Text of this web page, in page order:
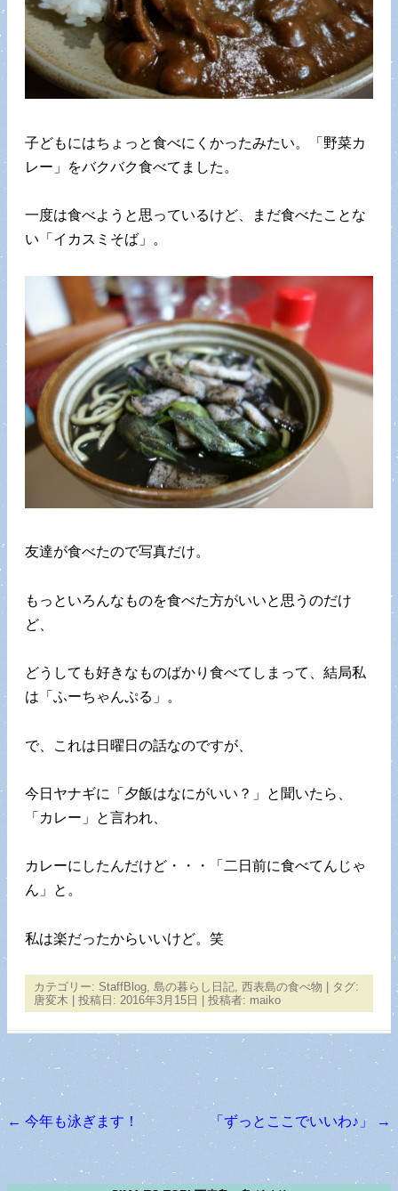
子どもにはちょっと食べにくかったみたい。「野菜カ
レー」をバクバク食べてました。
一度は食べようと思っているけど、まだ食べたことな
い「イカスミそば」。
友達が食べたので写真だけ。
もっといろんなものを食べた方がいいと思うのだけ
ど、
どうしても好きなものばかり食べてしまって、結局私
は「ふーちゃんぷる」。
で、これは日曜日の話なのですが、
今日ヤナギに「夕飯はなにがいい？」と聞いたら、
「カレー」と言われ、
カレーにしたんだけど・・・「二日前に食べてんじゃ
ん」と。
私は楽だったからいいけど。笑
カテゴリー: StaffBlog, 島の暮らし日記, 西表島の食べ物 | タグ:
唐変木 | 投稿日: 2016年3月15日 投稿者: maiko
投稿ナビゲーション
← 今年も泳ぎます！ 「ずっとここでいいわ♪」 →